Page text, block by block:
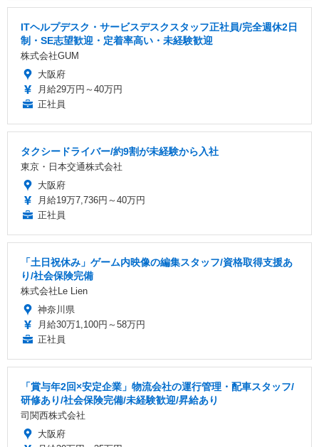
ITヘルプデスク・サービスデスクスタッフ正社員/完全週休2日
制・SE志望歓迎・定着率高い・未経験歓迎
株式会社GUM
大阪府
月給29万円～40万円
正社員
タクシードライバー/約9割が未経験から入社
東京・日本交通株式会社
大阪府
月給19万7,736円～40万円
正社員
「土日祝休み」ゲーム内映像の編集スタッフ/資格取得支援あ
り/社会保険完備
株式会社Le Lien
神奈川県
月給30万1,100円～58万円
正社員
「賞与年2回×安定企業」物流会社の運行管理・配車スタッフ/
研修あり/社会保険完備/未経験歓迎/昇給あり
司関西株式会社
大阪府